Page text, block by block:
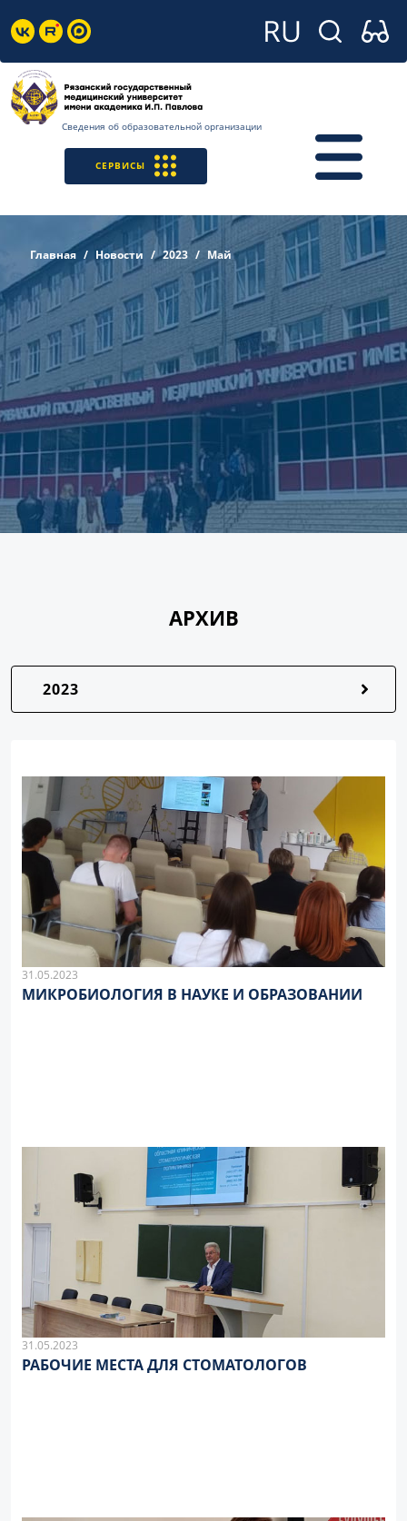
Сведения об образовательной организации
СЕРВИСЫ
Главная Новости 2023 Май
АРХИВ
2023
31.05.2023
МИКРОБИОЛОГИЯ В НАУКЕ И ОБРАЗОВАНИИ
31.05.2023
РАБОЧИЕ МЕСТА ДЛЯ СТОМАТОЛОГОВ